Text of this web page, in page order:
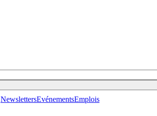
NewslettersEvénementsEmplois